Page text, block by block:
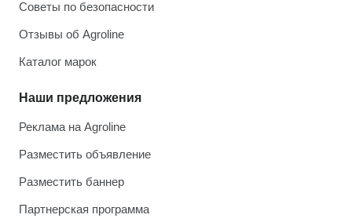
Советы по безопасности
Отзывы об Agroline
Каталог марок
Наши предложения
Реклама на Agroline
Разместить объявление
Разместить баннер
Партнерская программа